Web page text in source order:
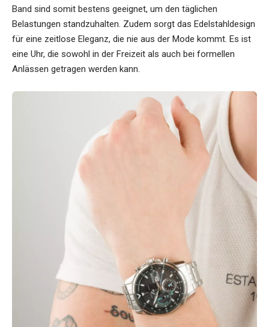
Band sind somit bestens geeignet, um den täglichen
Belastungen standzuhalten. Zudem sorgt das Edelstahldesign
für eine zeitlose Eleganz, die nie aus der Mode kommt. Es ist
eine Uhr, die sowohl in der Freizeit als auch bei formellen
Anlässen getragen werden kann.